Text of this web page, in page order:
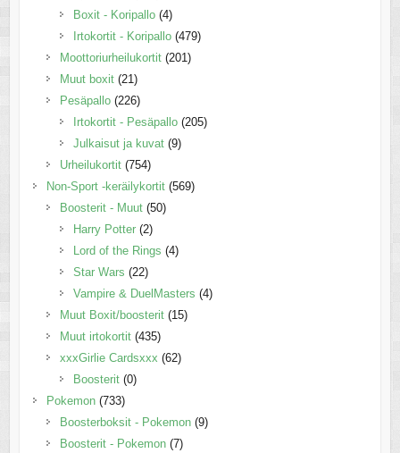
Boxit - Koripallo (4)
Irtokortit - Koripallo (479)
Moottoriurheilukortit (201)
Muut boxit (21)
Pesäpallo (226)
Irtokortit - Pesäpallo (205)
Julkaisut ja kuvat (9)
Urheilukortit (754)
Non-Sport -keräilykortit (569)
Boosterit - Muut (50)
Harry Potter (2)
Lord of the Rings (4)
Star Wars (22)
Vampire & DuelMasters (4)
Muut Boxit/boosterit (15)
Muut irtokortit (435)
xxxGirlie Cardsxxx (62)
Boosterit (0)
Pokemon (733)
Boosterboksit - Pokemon (9)
Boosterit - Pokemon (7)